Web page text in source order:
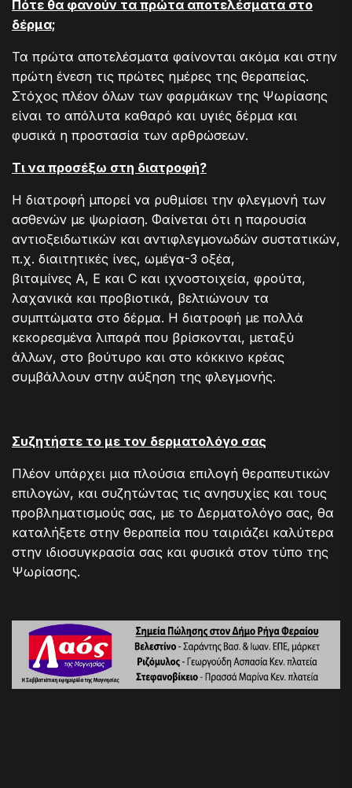
Πότε θα φανούν τα πρώτα αποτελέσματα στο
δέρμα;
Τα πρώτα αποτελέσματα φαίνονται ακόμα και στην
πρώτη ένεση τις πρώτες ημέρες της θεραπείας.
Στόχος πλέον όλων των φαρμάκων της Ψωρίασης
είναι το απόλυτα καθαρό και υγιές δέρμα και
φυσικά η προστασία των αρθρώσεων.
Τι να προσέξω στη διατροφή?
Η διατροφή μπορεί να ρυθμίσει την φλεγμονή των
ασθενών με ψωρίαση. Φαίνεται ότι η παρουσία
αντιοξειδωτικών και αντιφλεγμονωδών συστατικών,
π.χ. διαιτητικές ίνες, ωμέγα-3 οξέα,
βιταμίνες A, E και C και ιχνοστοιχεία, φρούτα,
λαχανικά και προβιοτικά, βελτιώνουν τα
συμπτώματα στο δέρμα. Η διατροφή με πολλά
κεκορεσμένα λιπαρά που βρίσκονται, μεταξύ
άλλων, στο βούτυρο και στο κόκκινο κρέας
συμβάλλουν στην αύξηση της φλεγμονής.
Συζητήστε το με τον δερματολόγο σας
Πλέον υπάρχει μια πλούσια επιλογή θεραπευτικών
επιλογών, και συζητώντας τις ανησυχίες και τους
προβληματισμούς σας, με το Δερματολόγο σας, θα
καταλήξετε στην θεραπεία που ταιριάζει καλύτερα
στην ιδιοσυγκρασία σας και φυσικά στον τύπο της
Ψωρίασης.